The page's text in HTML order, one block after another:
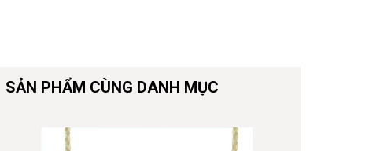
SẢN PHẨM CÙNG DANH MỤC